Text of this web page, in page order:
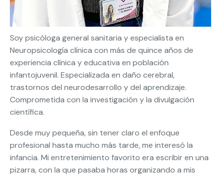
Soy psicóloga general sanitaria y especialista en
Neuropsicología clínica con más de quince años de
experiencia clínica y educativa en población
infantojuvenil. Especializada en daño cerebral,
trastornos del neurodesarrollo y del aprendizaje.
Comprometida con la investigación y la divulgación
científica.
Desde muy pequeña, sin tener claro el enfoque
profesional hasta mucho más tarde, me interesó la
infancia. Mi entretenimiento favorito era escribir en una
pizarra, con la que pasaba horas organizando a mis